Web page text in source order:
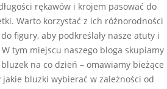
rękawów i krojem pasować do
Warto korzystać z ich różnorodności
figury, aby podkreślały nasze atuty i
tym miejscu naszego bloga skupiamy
na co dzień – omawiamy bieżące
bluzki wybierać w zależności od